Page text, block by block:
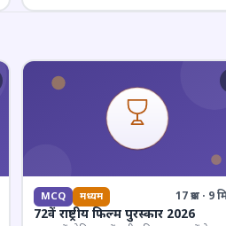
MCQ मध्यम 17 प्रश्न · 9
72वें राष्ट्रीय फिल्म पुरस्कार 2026